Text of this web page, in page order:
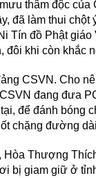
thâm độc
đã làm thui
Tín đồ Phật
khi còn khắc
CSVN. Cho
đang đưa
để đánh bóng
chặng đường
Thượng
bị giam giữ ở